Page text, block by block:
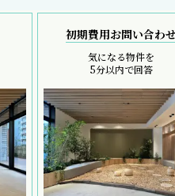
初期費用お問い合わ
気になる物件を
5分以内で回答